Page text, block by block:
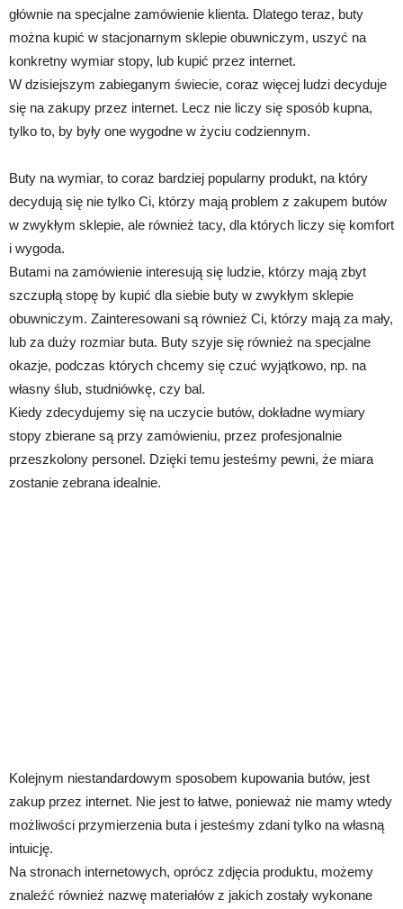
głównie na specjalne zamówienie klienta. Dlatego teraz, buty
można kupić w stacjonarnym sklepie obuwniczym, uszyć na
konkretny wymiar stopy, lub kupić przez internet.
W dzisiejszym zabieganym świecie, coraz więcej ludzi decyduje
się na zakupy przez internet. Lecz nie liczy się sposób kupna,
tylko to, by były one wygodne w życiu codziennym.
Buty na wymiar, to coraz bardziej popularny produkt, na który
decydują się nie tylko Ci, którzy mają problem z zakupem butów
w zwykłym sklepie, ale również tacy, dla których liczy się komfort
i wygoda.
Butami na zamówienie interesują się ludzie, którzy mają zbyt
szczupłą stopę by kupić dla siebie buty w zwykłym sklepie
obuwniczym. Zainteresowani są również Ci, którzy mają za mały,
lub za duży rozmiar buta. Buty szyje się również na specjalne
okazje, podczas których chcemy się czuć wyjątkowo, np. na
własny ślub, studniówkę, czy bal.
Kiedy zdecydujemy się na uczycie butów, dokładne wymiary
stopy zbierane są przy zamówieniu, przez profesjonalnie
przeszkolony personel. Dzięki temu jesteśmy pewni, że miara
zostanie zebrana idealnie.
Kolejnym niestandardowym sposobem kupowania butów, jest
zakup przez internet. Nie jest to łatwe, ponieważ nie mamy wtedy
możliwości przymierzenia buta i jesteśmy zdani tylko na własną
intuicję.
Na stronach internetowych, oprócz zdjęcia produktu, możemy
znaleźć również nazwę materiałów z jakich zostały wykonane